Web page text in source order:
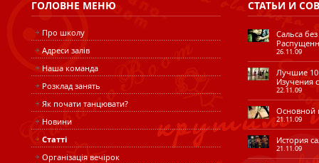
ГОЛОВНЕ МЕНЮ
Про школу
Адреси залів
Наша команда
Розклад занять
Як почати танцювати?
Новини
Статті
Організація вечірок
СТАТЬИИ
Сальса
26.11.09
Лучшие 10
Изучения
22.11.09
Основной
21.11.09
История
21.11.09